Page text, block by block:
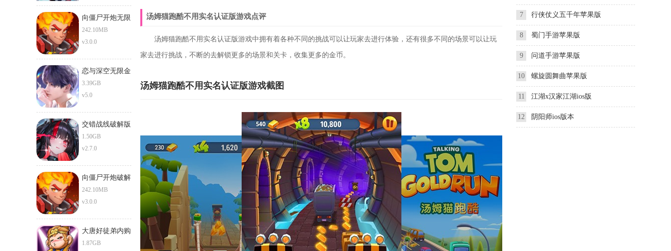
向僵尸开炮无限
钻石版
242.10MB
v3.0.0
恋与深空无限金
币无限钻石版
3.39GB
v5.0
交错战线破解版
1.50GB
v2.7.0
向僵尸开炮破解
版
242.10MB
v3.0.0
大唐好徒弟内购
版
1.87GB
汤姆猫跑酷不用实名认证版游戏点评
汤姆猫跑酷不用实名认证版游戏中拥有着各种不同的挑战可以让玩家去进行体验，还有很多不同的场景可以让玩
家去进行挑战，不断的去解锁更多的场景和关卡，收集更多的金币。
汤姆猫跑酷不用实名认证版游戏截图
7 行侠仗义五千年苹果版
8 蜀门手游苹果版
9 问道手游苹果版
10 螺旋圆舞曲苹果版
11 江湖x汉家江湖ios版
12 阴阳师ios版本